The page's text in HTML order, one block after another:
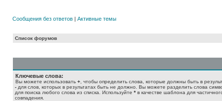
Сообщения без ответов | Активные темы
Список форумов
Ключевые слова:
Вы можете использовать + , чтобы определить слова, которые должны быть в
- для слов, которых в результатах быть не должно. Вы можете разделить слова
для поиска любого слова из списка. Используйте * в качестве шаблона для
совпадения.